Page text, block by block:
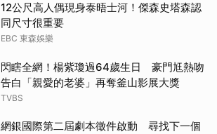
12公尺高人偶現身泰晤士河！傑森史塔森認
同尺寸很重要
EBC 東森娛樂
閃瞎全網！楊紫瓊過64歲生日 豪門尪熱吻
告白「親愛的老婆」再奪釜山影展大獎
TVBS
網銀國際第二屆劇本徵件啟動 尋找下一個